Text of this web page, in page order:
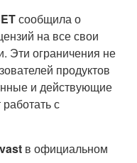
сообщила о
на все свои
Эти ограничения не
продуктов
и действующие
с
в официальном